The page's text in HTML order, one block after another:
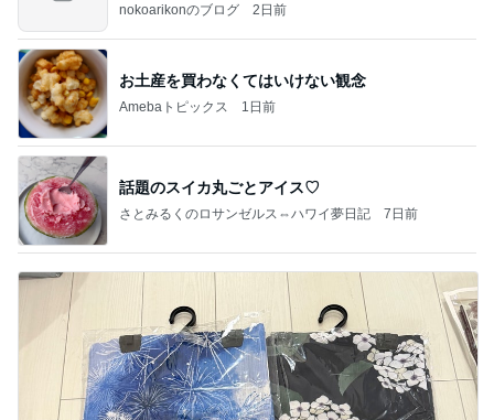
nokoarikonのブログ 2日前
お土産を買わなくてはいけない観念
Amebaトピックス 1日前
話題のスイカ丸ごとアイス♡
さとみるくのロサンゼルス⇔ハワイ夢日記 7日前